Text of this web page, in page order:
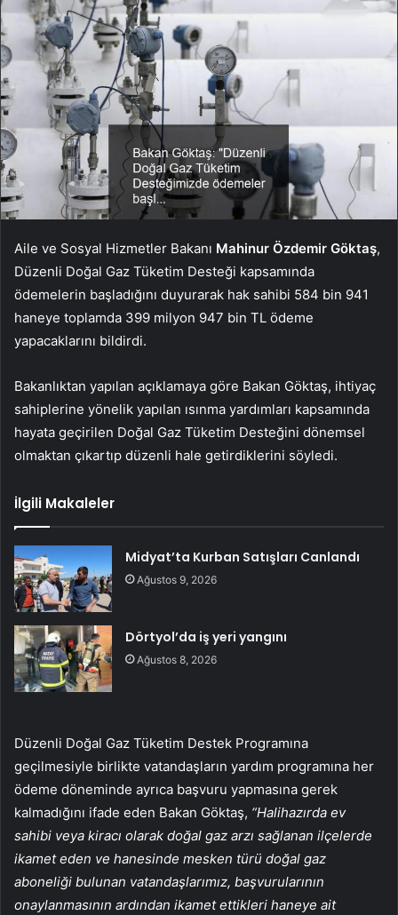
Aile ve Sosyal Hizmetler Bakanı Mahinur Özdemir Göktaş,
Düzenli Doğal Gaz Tüketim Desteği kapsamında
ödemelerin başladığını duyurarak hak sahibi 584 bin 941
haneye toplamda 399 milyon 947 bin TL ödeme
yapacaklarını bildirdi.
Bakanlıktan yapılan açıklamaya göre Bakan Göktaş, ihtiyaç
sahiplerine yönelik yapılan ısınma yardımları kapsamında
hayata geçirilen Doğal Gaz Tüketim Desteğini dönemsel
olmaktan çıkartıp düzenli hale getirdiklerini söyledi.
İlgili Makaleler
Midyat’ta Kurban Satışları Canlandı
Ağustos 9, 2026
Dörtyol’da iş yeri yangını
Ağustos 8, 2026
Düzenli Doğal Gaz Tüketim Destek Programına
geçilmesiyle birlikte vatandaşların yardım programına her
ödeme döneminde ayrıca başvuru yapmasına gerek
kalmadığını ifade eden Bakan Göktaş, “Halihazırda ev
sahibi veya kiracı olarak doğal gaz arzı sağlanan ilçelerde
ikamet eden ve hanesinde mesken türü doğal gaz
aboneliği bulunan vatandaşlarımız, başvurularının
onaylanmasının ardından ikamet ettikleri haneye ait